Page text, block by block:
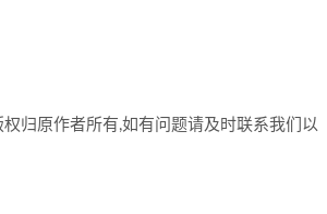
归原作者所有,如有问题请及时联系我们以